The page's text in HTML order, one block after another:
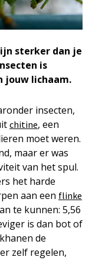
sterker dan je
is
jouw lichaam.
insecten,
chitine, een
moet weren.
maar er was
van het spul.
het harde
aan een flinke
te kunnen: 5,56
is dan bot of
de
zelf regelen,